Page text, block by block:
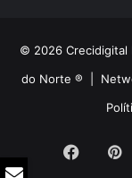
© 2026
do Norte ®